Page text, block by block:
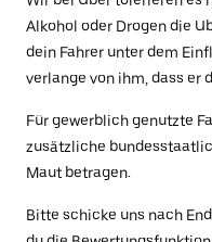
Alkohol oder Drogen die
dein Fahrer unter dem
verlange von ihm, dass er
Für gewerblich genutzte
zusätzliche
Maut betragen.
Bitte schicke uns nach